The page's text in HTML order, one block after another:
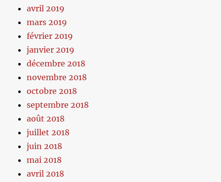
avril 2019
mars 2019
février 2019
janvier 2019
décembre 2018
novembre 2018
octobre 2018
septembre 2018
août 2018
juillet 2018
juin 2018
mai 2018
avril 2018